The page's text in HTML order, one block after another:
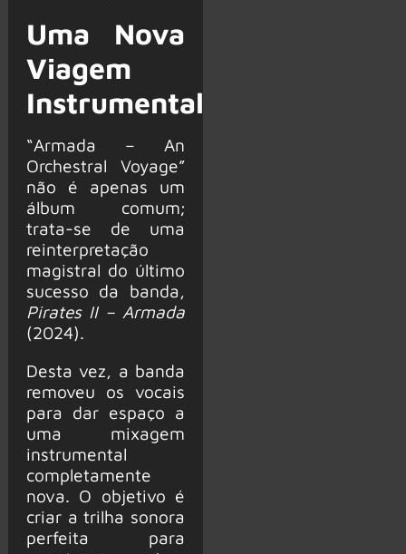
Uma Nova
Viagem
Instrumental
“Armada – An
Orchestral Voyage”
não é apenas um
álbum comum;
trata-se de uma
reinterpretação
magistral do último
sucesso da banda,
Pirates II – Armada
(2024).
Desta vez, a banda
removeu os vocais
para dar espaço a
uma mixagem
instrumental
completamente
nova. O objetivo é
criar a trilha sonora
perfeita para